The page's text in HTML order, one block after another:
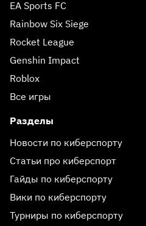
EA Sports FC
Rainbow Six Siege
Rocket League
Genshin Impact
Roblox
Все игры
Разделы
Новости по киберспорту
Статьи про киберспорт
Гайды по киберспорту
Вики по киберспорту
Турниры по киберспорту